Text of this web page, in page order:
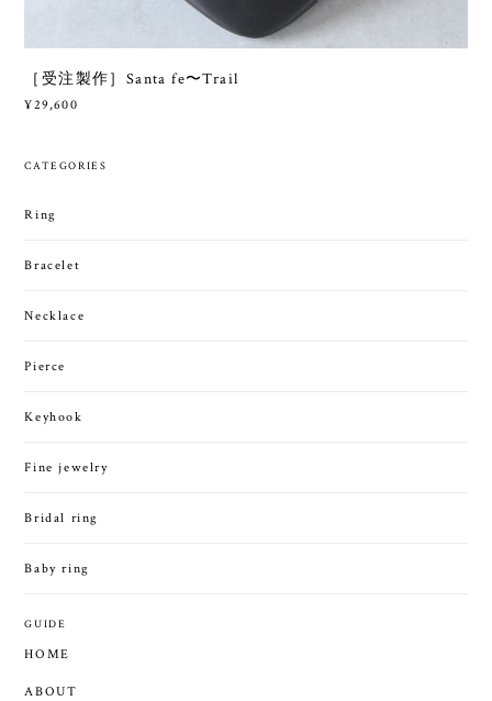
［受注製作］Santa fe〜Trail
¥29,600
CATEGORIES
Ring
Bracelet
Necklace
Pierce
Keyhook
Fine jewelry
Bridal ring
Baby ring
GUIDE
HOME
ABOUT